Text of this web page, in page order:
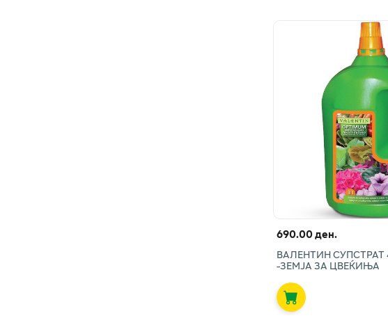
690.00 ден.
ВАЛЕНТИН
-ЗЕМЈА ЗА ЦВЕЌИЊА